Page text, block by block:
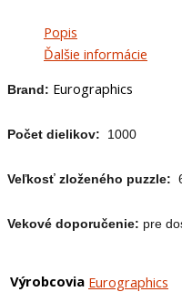
Popis
Ďalšie informácie
Brand: Eurographics
Počet dielikov: 1000
Veľkosť zloženého puzzle:
Vekové doporučenie: pre
Výrobcovia Eurographics